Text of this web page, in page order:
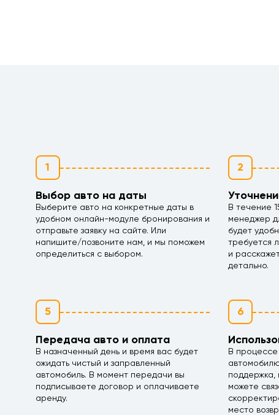
1
Выбор авто на даты
Выберите авто на конкретные даты в
удобном онлайн-модуле бронирования и
отправьте заявку на сайте. Или
напишите/позвоните нам, и мы поможем
определиться с выбором.
2
В течение
менеджер
будет
требуется
и
детально.
5
Передача авто и оплата
В назначенный день и время вас будет
ожидать чистый и заправленный
автомобиль. В момент передачи вы
подписываете договор и оплачиваете
аренду.
6
В
поддержка,
можете
место